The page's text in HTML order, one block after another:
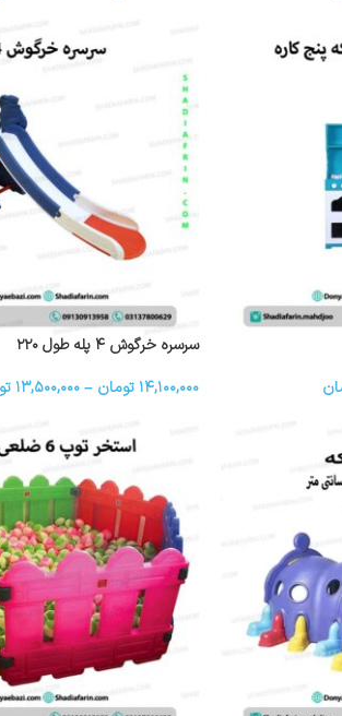
سرسره خرگوش ۴ پله طول ۲۲۰
۱۴,۱۰۰,۰۰۰ تومان – ۱۳,۵۰۰,۰۰۰